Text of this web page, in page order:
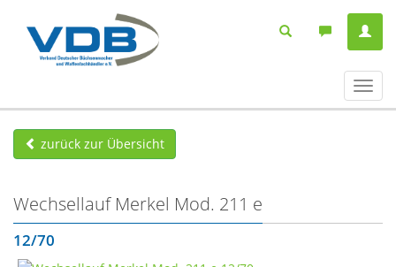
ein-/
zurück zur Übersicht
Wechsellauf Merkel Mod. 211 e
12/70